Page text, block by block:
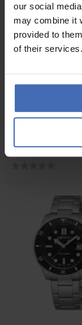
our social
may combine it
provided to
of their services.
CHF 59.00
M-Watch Core
WYA.37110.RB